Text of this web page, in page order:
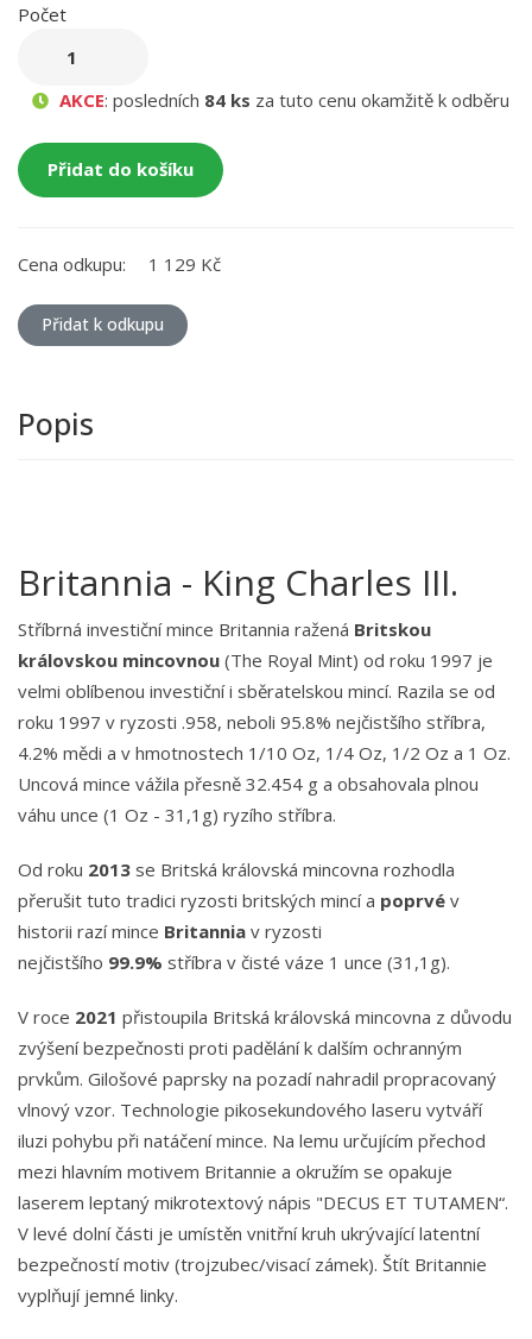
Počet
AKCE: posledních 84 ks za tuto cenu okamžitě k odběru
Přidat do košíku
Cena odkupu: 1 129 Kč
Přidat k odkupu
Popis
Britannia - King Charles III.
Stříbrná investiční mince Britannia ražená Britskou
královskou mincovnou (The Royal Mint) od roku 1997 je
velmi oblíbenou investiční i sběratelskou mincí. Razila se od
roku 1997 v ryzosti .958, neboli 95.8% nejčistšího stříbra,
4.2% mědi a v hmotnostech 1/10 Oz, 1/4 Oz, 1/2 Oz a 1 Oz.
Uncová mince vážila přesně 32.454 g a obsahovala plnou
váhu unce (1 Oz - 31,1g) ryzího stříbra.
Od roku 2013 se Britská královská mincovna rozhodla
přerušit tuto tradici ryzosti britských mincí a poprvé v
historii razí mince Britannia v ryzosti
nejčistšího 99.9% stříbra v čisté váze 1 unce (31,1g).
V roce 2021 přistoupila Britská královská mincovna z důvodu
zvýšení bezpečnosti proti padělání k dalším ochranným
prvkům. Gilošové paprsky na pozadí nahradil propracovaný
vlnový vzor. Technologie pikosekundového laseru vytváří
iluzi pohybu při natáčení mince. Na lemu určujícím přechod
mezi hlavním motivem Britannie a okružím se opakuje
laserem leptaný mikrotextový nápis "DECUS ET TUTAMEN“.
V levé dolní části je umístěn vnitřní kruh ukrývající latentní
bezpečností motiv (trojzubec/visací zámek). Štít Britannie
vyplňují jemné linky.